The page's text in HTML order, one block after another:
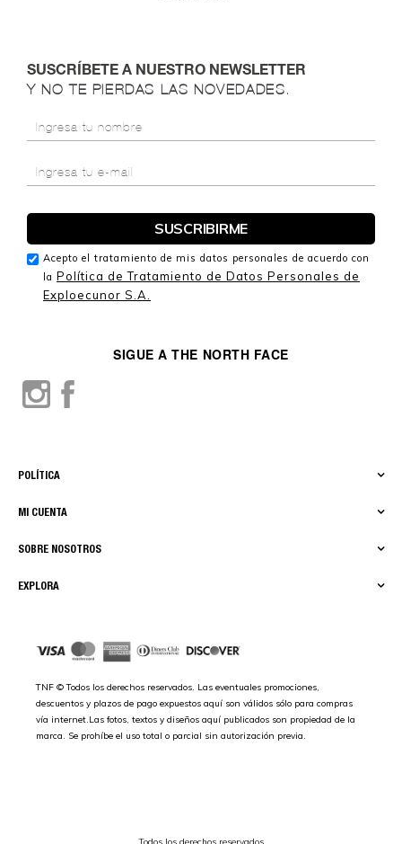
EXPLORA
SOBRE NOSOTROS
MI CUENTA
POLÍTICA
SIGUE A THE NORTH FACE
TNF © Todos los derechos reservados. Las eventuales promociones,
descuentos y plazos de pago expuestos aquí son válidos sólo para compras
vía internet.Las fotos, textos y diseños aquí publicados son propiedad de la
marca. Se prohíbe el uso total o parcial sin autorización previa.
SUSCRÍBETE A NUESTRO NEWSLETTER
Y NO TE PIERDAS LAS NOVEDADES.
Acepto el tratamiento de mis datos personales de acuerdo con
la Política de Tratamiento de Datos Personales de
Exploecunor S.A.